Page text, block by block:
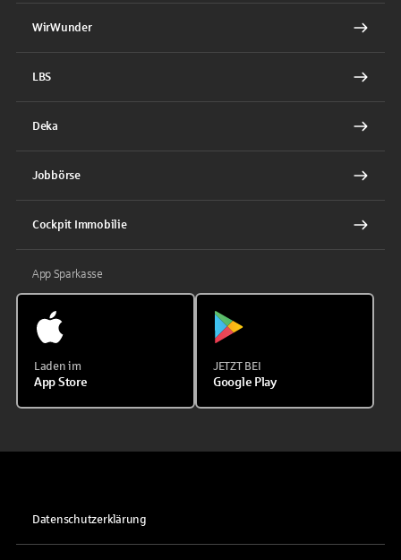
WirWunder
LBS
Deka
Jobbörse
Cockpit Immobilie
App Sparkasse
Laden im
App Store
JETZT BEI
Google Play
Datenschutzerklärung